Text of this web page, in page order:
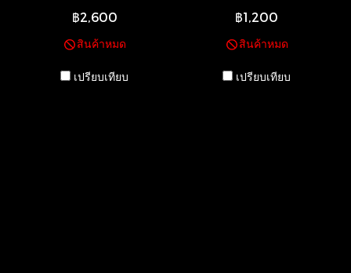
฿2,600
สินค้าหมด
เปรียบเทียบ
฿1,200
สินค้าหมด
เปรียบเทียบ